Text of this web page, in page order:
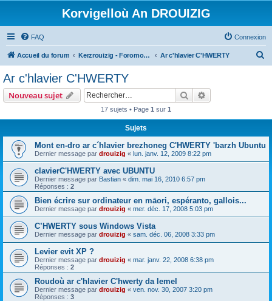
Korvigelloù An DROUIZIG
FAQ Connexion
Accueil du forum Kerzrouizig - Foromoù An Drouizig Ar c'hlavier C'HWERTY
Ar c'hlavier C'HWERTY
Nouveau sujet Rechercher
17 sujets • Page 1 sur 1
Sujets
Mont en-dro ar c´hlavier brezhoneg C'HWERTY 'barzh Ubuntu
Dernier message par drouizig « lun. janv. 12, 2009 8:22 pm
clavierC'HWERTY avec UBUNTU
Dernier message par Bastian « dim. mai 16, 2010 6:57 pm
Réponses : 2
Bien écrire sur ordinateur en māori, espéranto, gallois...
Dernier message par drouizig « mer. déc. 17, 2008 5:03 pm
C’HWERTY sous Windows Vista
Dernier message par drouizig « sam. déc. 06, 2008 3:33 pm
Levier evit XP ?
Dernier message par drouizig « mar. janv. 22, 2008 6:38 pm
Réponses : 2
Roudoù ar c'hlavier C'hwerty da lemel
Dernier message par drouizig « ven. nov. 30, 2007 3:20 pm
Réponses : 3